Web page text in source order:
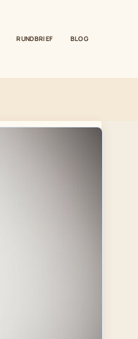
RUNDBRIEF BLOG